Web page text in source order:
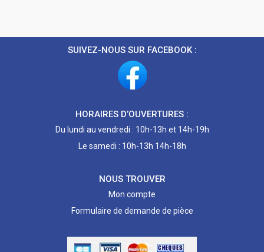
SUIVEZ-NOUS SUR FACEBOOK :
HORAIRES D’OUVERTURES :
Du lundi au vendredi : 10h-13h et 14h-19h
Le samedi : 10h-13h 14h-18h
NOUS TROUVER
Mon compte
Formulaire de demande de pièce